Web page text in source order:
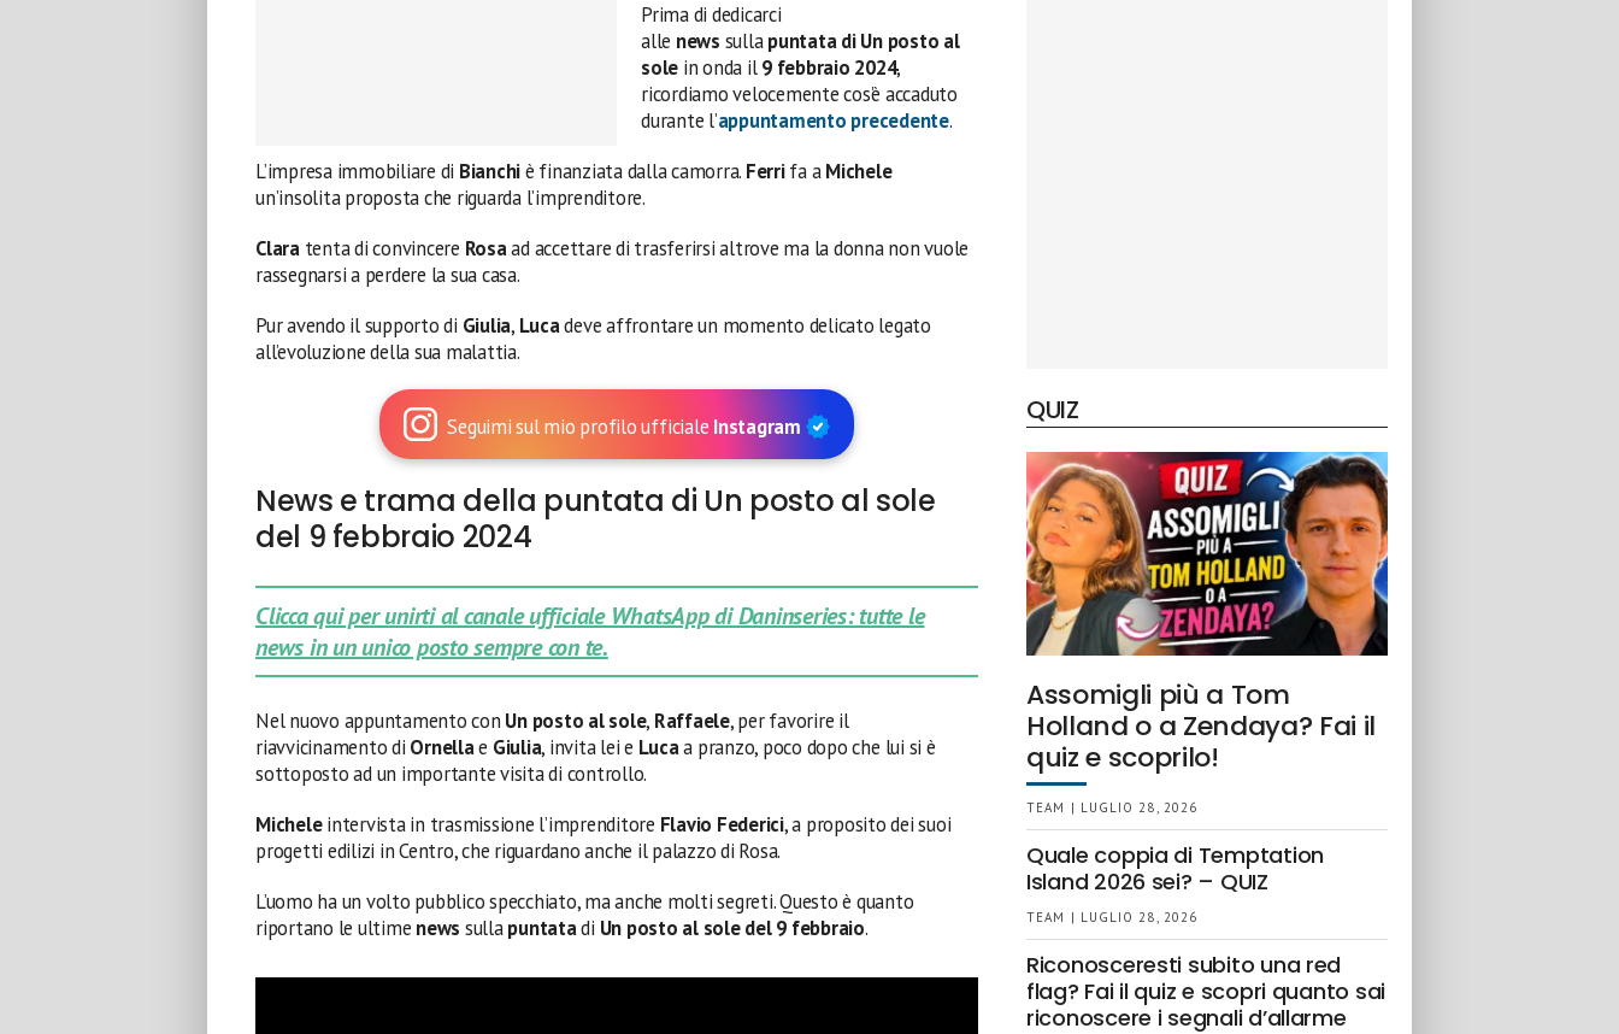
Prima di dedicarci
alle news sullapuntata di Un posto al
sole in onda il9 febbraio 2024,
ricordiamo velocemente cos’è accaduto
durante l’appuntamento precedente.
L’impresa immobiliare di Bianchiè finanziata dalla camorra. Ferrifa aMichele
un’insolita proposta che riguarda l’imprenditore.
Claratenta di convincere Rosaad accettare di trasferirsi altrove ma la donna non vuole
rassegnarsi a perdere la sua casa.
Pur avendo il supporto di Giulia, Lucadeve affrontare un momento delicato legato
all’evoluzione della sua malattia.
Seguimi sul mio profilo ufficiale Instagram
News e trama della puntata di Un posto al sole
del 9 febbraio 2024
Clicca qui per unirti al canale ufficiale WhatsApp di Daninseries: tutte le
news in un unico posto sempre con te.
Nel nuovo appuntamento con Un posto al sole, Raffaele, per favorire il
riavvicinamento di Ornellae Giulia, invita lei e Lucaa pranzo, poco dopo che lui si è
sottoposto ad un importante visita di controllo.
Micheleintervista in trasmissione l’imprenditore Flavio Federici, a proposito dei suoi
progetti edilizi in Centro, che riguardano anche il palazzo di Rosa.
L’uomo ha un volto pubblico specchiato, ma anche molti segreti. Questo è quanto
riportano le ultime news sullapuntatadi Un posto al sole del 9 febbraio.
QUIZ
Assomigli più a Tom
Holland o a Zendaya? Fai il
quiz e scoprilo!
TEAM | LUGLIO 28, 2026
Quale coppia di Temptation
Island 2026 sei? – QUIZ
TEAM | LUGLIO 28, 2026
Riconosceresti subito una red
flag? Fai il quiz e scopri quanto sai
riconoscere i segnali d’allarme